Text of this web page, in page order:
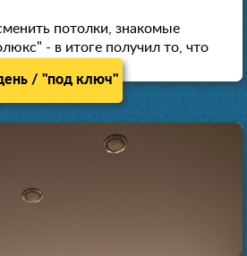
потолки, знакомые
- в итоге получил то, что
/ "под ключ"